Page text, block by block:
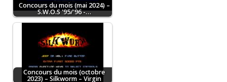
Concours du mois (mai 2024) –
S.W.O.S '95/'96 -…
Concours du mois (octobre
2023) – Silkworm – Virgin